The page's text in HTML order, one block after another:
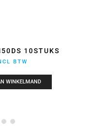
10STUKS
BTW
WINKELMAND